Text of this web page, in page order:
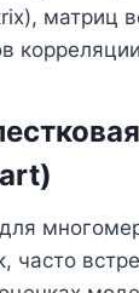
матриц
часто